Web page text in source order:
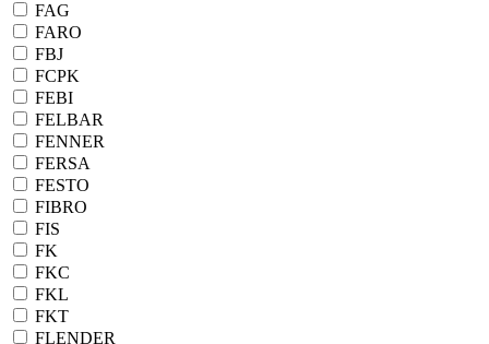
FAG
FARO
FBJ
FCPK
FEBI
FELBAR
FENNER
FERSA
FESTO
FIBRO
FIS
FK
FKC
FKL
FKT
FLENDER